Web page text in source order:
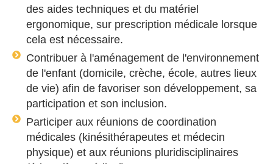
des aides techniques et du matériel
ergonomique, sur prescription médicale lorsque
cela est nécessaire.
Contribuer à l'aménagement de l'environnement
de l'enfant (domicile, crèche, école, autres lieux
de vie) afin de favoriser son développement, sa
participation et son inclusion.
Participer aux réunions de coordination
médicales (kinésithérapeutes et médecin
physique) et aux réunions pluridisciplinaires